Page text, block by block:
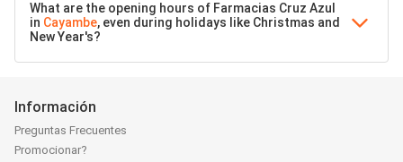
What are the opening hours of Farmacias Cruz Azul
in Cayambe, even during holidays like Christmas and
New Year's?
Información
Preguntas Frecuentes
Promocionar?